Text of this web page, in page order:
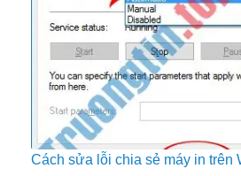
Cách sửa lỗi chia sẻ máy in trên